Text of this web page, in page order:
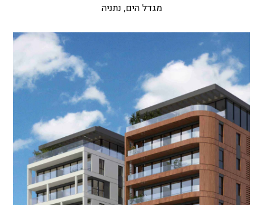
מגדל הים, נתניה